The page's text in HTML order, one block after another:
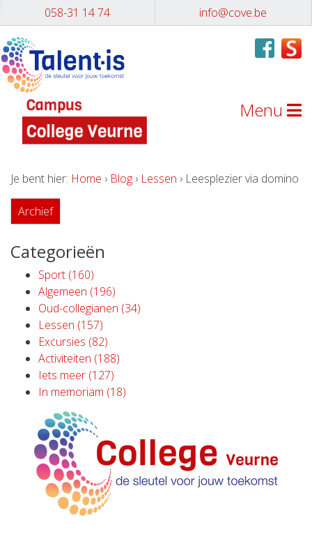
058-31 14 74 info@cove.be
Menu
Je bent hier: Home › Blog › Lessen › Leesplezier via domino
Archief
Categorieën
Sport (160)
Algemeen (196)
Oud-collegianen (34)
Lessen (157)
Excursies (82)
Activiteiten (188)
Iets meer (127)
In memoriam (18)